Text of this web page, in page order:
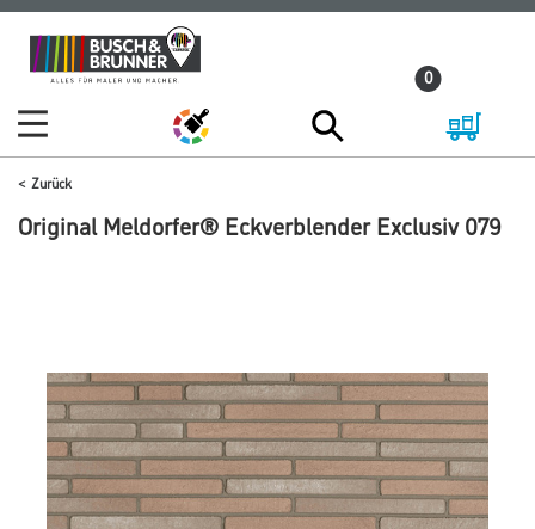
Zum
Inhalt
Zum
Navigationsmenü
0
Zurück
Original Meldorfer® Eckverblender Exclusiv 079